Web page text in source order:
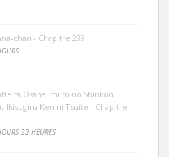
chan - Chapitre 288
Osanajimi to no Shinkon
Ikisugiru Ken ni Tsuite - Chapitre
22 HEURES